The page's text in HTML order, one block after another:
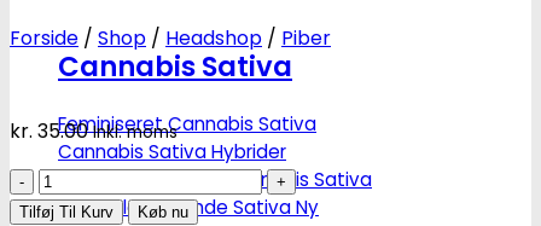
Cannabis Sativa
Feminiseret Cannabis Sativa
Cannabis Sativa Hybrider
Autoblomstrende Cannabis Sativa
Hurtigblomstrende Sativa
Forside / Shop / Headshop / Piber
kr. 35.00 Inkl. moms
Tjubang
i
Tilføj Til Kurv Køb nu